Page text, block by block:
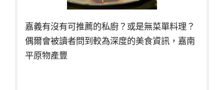
嘉義有沒有可推薦的私廚？或是無菜單料理？
偶爾會被讀者問到較為深度的美食資訊，嘉南
平原物產豐